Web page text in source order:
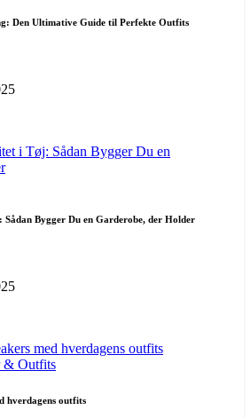
Den Ultimative Guide til Perfekte Outfits
Bygger Du en Garderobe, der Holder
& Outfits
hverdagens outfits